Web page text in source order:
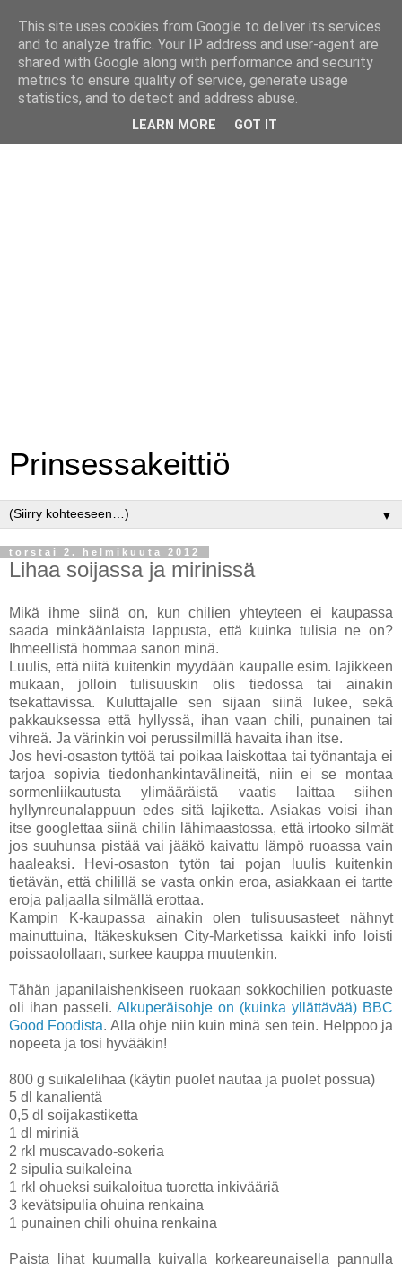
Prinsessakeittiö
▼
torstai 2. helmikuuta 2012
Lihaa soijassa ja mirinissä
Mikä ihme siinä on, kun chilien yhteyteen ei kaupassa
saada minkäänlaista lappusta, että kuinka tulisia ne on?
Ihmeellistä hommaa sanon minä.
Luulis, että niitä kuitenkin myydään kaupalle esim. lajikkeen
mukaan, jolloin tulisuuskin olis tiedossa tai ainakin
tsekattavissa. Kuluttajalle sen sijaan siinä lukee, sekä
pakkauksessa että hyllyssä, ihan vaan chili, punainen tai
vihreä. Ja värinkin voi perussilmillä havaita ihan itse.
Jos hevi-osaston tyttöä tai poikaa laiskottaa tai työnantaja ei
tarjoa sopivia tiedonhankintavälineitä, niin ei se montaa
sormenliikautusta ylimääräistä vaatis laittaa siihen
hyllynreunalappuun edes sitä lajiketta. Asiakas voisi ihan
itse googlettaa siinä chilin lähimaastossa, että irtooko silmät
jos suuhunsa pistää vai jääkö kaivattu lämpö ruoassa vain
haaleaksi. Hevi-osaston tytön tai pojan luulis kuitenkin
tietävän, että chilillä se vasta onkin eroa, asiakkaan ei tartte
eroja paljaalla silmällä erottaa.
Kampin K-kaupassa ainakin olen tulisuusasteet nähnyt
mainuttuina, Itäkeskuksen City-Marketissa kaikki info loisti
poissaolollaan, surkee kauppa muutenkin.
Tähän japanilaishenkiseen ruokaan sokkochilien potkuaste
oli ihan passeli. Alkuperäisohje on (kuinka yllättävää) BBC
Good Foodista. Alla ohje niin kuin minä sen tein. Helppoo ja
nopeeta ja tosi hyvääkin!
800 g suikalelihaa (käytin puolet nautaa ja puolet possua)
5 dl kanalientä
0,5 dl soijakastiketta
1 dl miriniä
2 rkl muscavado-sokeria
2 sipulia suikaleina
1 rkl ohueksi suikaloitua tuoretta inkivääriä
3 kevätsipulia ohuina renkaina
1 punainen chili ohuina renkaina
Paista lihat kuumalla kuivalla korkeareunaisella pannulla
This site uses cookies from Google to deliver its services
and to analyze traffic. Your IP address and user-agent are
shared with Google along with performance and security
metrics to ensure quality of service, generate usage
statistics, and to detect and address abuse.
LEARN MORE GOT IT